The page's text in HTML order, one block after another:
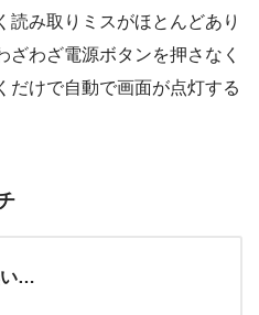
読み取りミスがほとんどあり
ざわざ電源ボタンを押さなく
だけで自動で画面が点灯する
い…